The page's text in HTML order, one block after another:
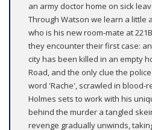
an army doctor home on sick
Through Watson we learn a little
who is his new room-mate at
they encounter their first case:
city has been killed in an empty
Road, and the only clue the
word 'Rache', scrawled in blood-
Holmes sets to work with his
behind the murder a tangled
revenge gradually unwinds,